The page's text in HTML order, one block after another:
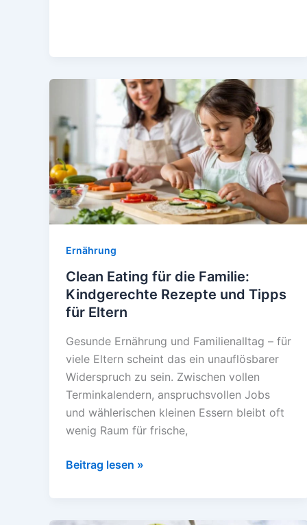
deine
Gesundheit
Ernährung
Clean Eating für die Familie:
Kindgerechte Rezepte und Tipps
für Eltern
Gesunde Ernährung und Familienalltag – für
viele Eltern scheint das ein unauflösbarer
Widerspruch zu sein. Zwischen vollen
Terminkalendern, anspruchsvollen Jobs
und wählerischen kleinen Essern bleibt oft
wenig Raum für frische,
Clean
die
Beitrag lesen »